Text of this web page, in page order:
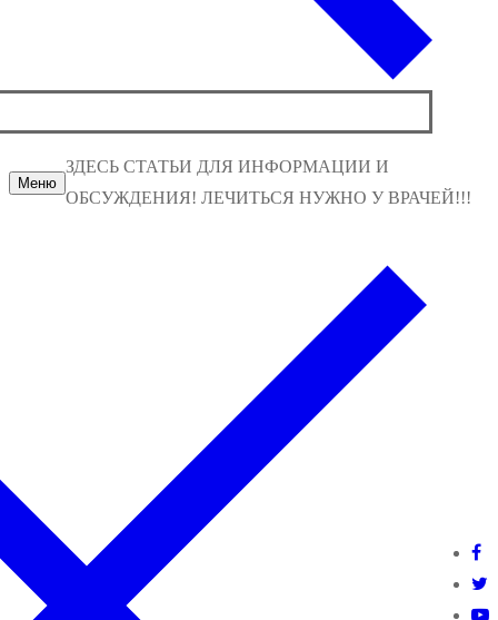
Меню
ЗДЕСЬ СТАТЬИ ДЛЯ ИНФОРМАЦИИ И
ОБСУЖДЕНИЯ! ЛЕЧИТЬСЯ НУЖНО У ВРАЧЕЙ!!!